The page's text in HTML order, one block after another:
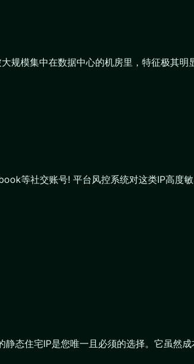
规模集中在数据中心的机房里，特征极其
等社交账号! 平台风控系统对这类IP高度
态住宅IP是您唯一且必须的选择。它虽然